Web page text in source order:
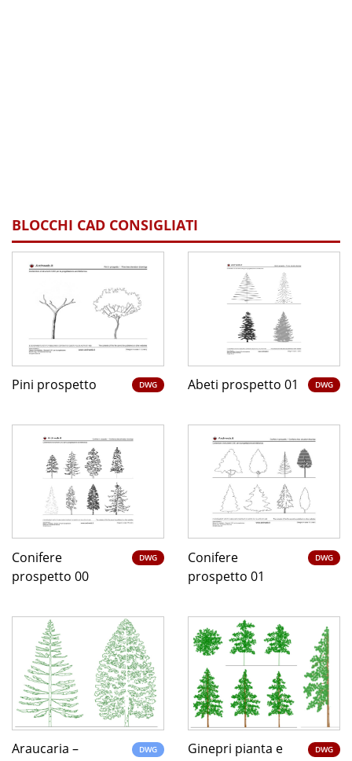
BLOCCHI CAD CONSIGLIATI
Pini prospetto DWG Abeti prospetto 01 DWG
Conifere
prospetto 00
DWG
Conifere
prospetto 01
DWG
Araucaria –
DWG
Ginepri pianta e
DWG